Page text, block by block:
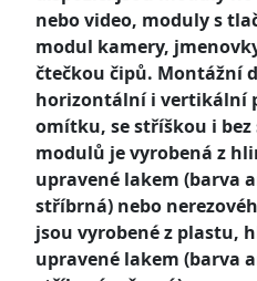
nebo video, moduly s
modul kamery,
čtečkou čipů. Montážní
horizontální i vertikální
omítku, se stříškou i
modulů je vyrobená z
upravené lakem (barva
stříbrná) nebo
jsou vyrobené z plastu,
upravené lakem (barva